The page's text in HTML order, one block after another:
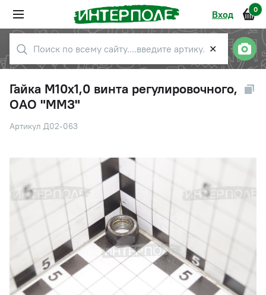
Вход 0
✕
Гайка М10х1,0 винта регулировочного,
ОАО "ММЗ"
Артикул Д02-063